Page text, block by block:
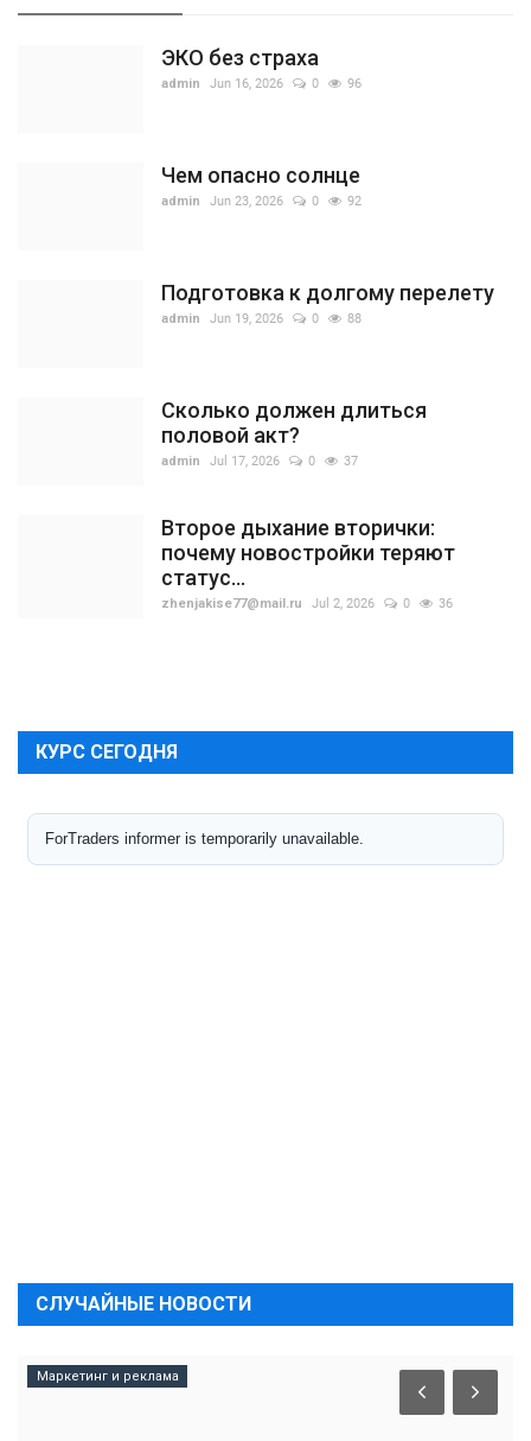
ЭКО без страха
admin Jun 16, 2026 0 96
Чем опасно солнце
admin Jun 23, 2026 0 92
Подготовка к долгому перелету
admin Jun 19, 2026 0 88
Сколько должен длиться
половой акт?
admin Jul 17, 2026 0 37
Второе дыхание вторички:
почему новостройки теряют
статус...
zhenjakise77@mail.ru Jul 2, 2026 0 36
КУРС СЕГОДНЯ
СЛУЧАЙНЫЕ НОВОСТИ
Маркетинг и реклама